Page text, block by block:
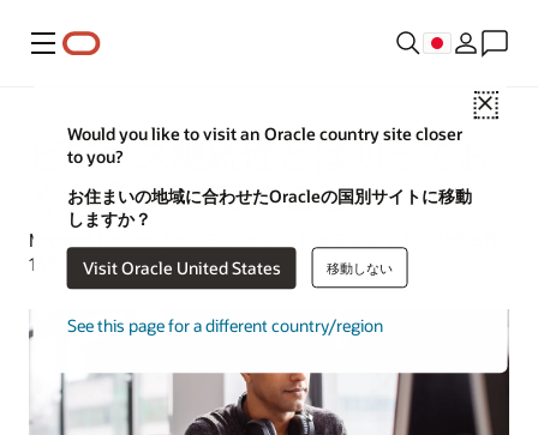
メニュー
Close
Would you like to visit an Oracle country site closer
to you?
お住まいの地域に合わせたOracleの国別サイトに移動
しますか？
Visit Oracle United States 移動しない
See this page for a different country/region
ビジネス継続性とは知ってお
くべきすべてのこと
Michael Hickins |コンテンツ・ストラテジスト| 2024年5月
16日